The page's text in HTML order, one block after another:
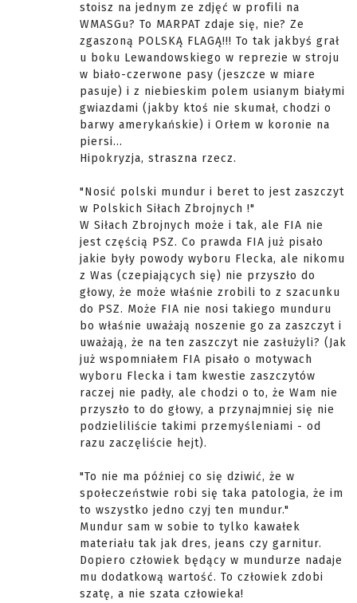
stoisz na jednym ze zdjęć w profili na
WMASGu? To MARPAT zdaje się, nie? Ze
zgaszoną POLSKĄ FLAGĄ!!! To tak jakbyś grał
u boku Lewandowskiego w reprezie w stroju
w biało-czerwone pasy (jeszcze w miare
pasuje) i z niebieskim polem usianym białymi
gwiazdami (jakby ktoś nie skumał, chodzi o
barwy amerykańskie) i Orłem w koronie na
piersi...
Hipokryzja, straszna rzecz.
"Nosić polski mundur i beret to jest zaszczyt
w Polskich Siłach Zbrojnych !"
W Siłach Zbrojnych może i tak, ale FIA nie
jest częścią PSZ. Co prawda FIA już pisało
jakie były powody wyboru Flecka, ale nikomu
z Was (czepiających się) nie przyszło do
głowy, że może właśnie zrobili to z szacunku
do PSZ. Może FIA nie nosi takiego munduru
bo właśnie uważają noszenie go za zaszczyt i
uważają, że na ten zaszczyt nie zasłużyli? (Jak
już wspomniałem FIA pisało o motywach
wyboru Flecka i tam kwestie zaszczytów
raczej nie padły, ale chodzi o to, że Wam nie
przyszło to do głowy, a przynajmniej się nie
podzieliliście takimi przemyśleniami - od
razu zaczęliście hejt).
"To nie ma później co się dziwić, że w
społeczeństwie robi się taka patologia, że im
to wszystko jedno czyj ten mundur."
Mundur sam w sobie to tylko kawałek
materiału tak jak dres, jeans czy garnitur.
Dopiero człowiek będący w mundurze nadaje
mu dodatkową wartość. To człowiek zdobi
szatę, a nie szata człowieka!